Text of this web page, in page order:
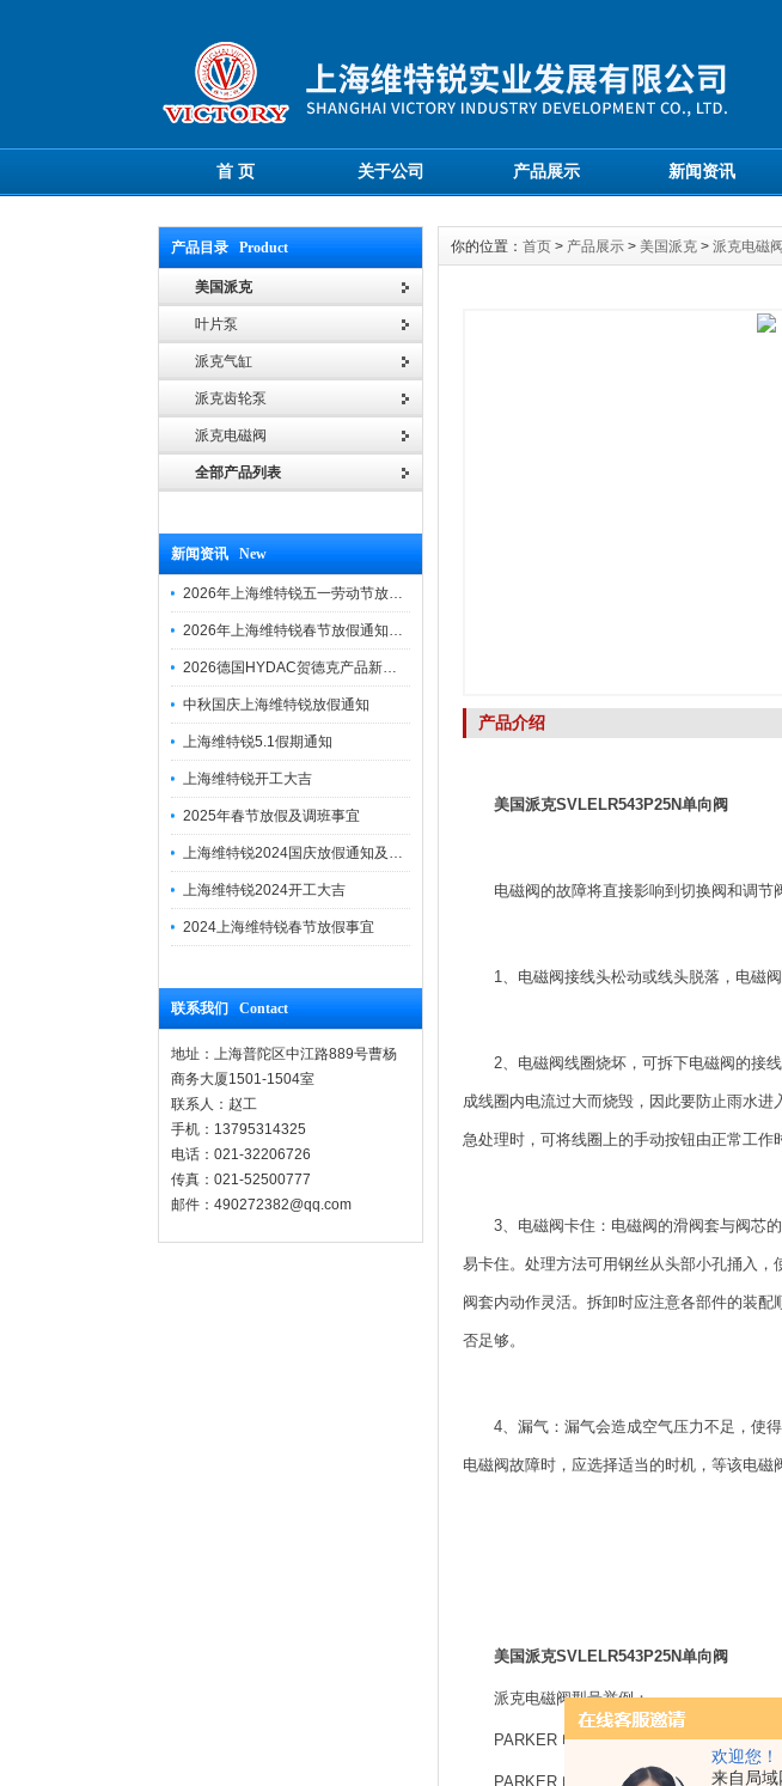
欢迎您！
来自局
首 页 关于公司 产品展示 新闻资讯
产品目录 Product
美国派克
叶片泵
派克气缸
派克齿轮泵
派克电磁阀
全部产品列表
新闻资讯 New
2026年上海维特锐五一劳动节放假通知
2026年上海维特锐春节放假通知及调班安排
2026德国HYDAC贺德克产品新到一批现货
中秋国庆上海维特锐放假通知
上海维特锐5.1假期通知
上海维特锐开工大吉
2025年春节放假及调班事宜
上海维特锐2024国庆放假通知及调休安排
上海维特锐2024开工大吉
2024上海维特锐春节放假事宜
联系我们 Contact
地址：上海普陀区中江路889号曹杨
商务大厦1501-1504室
联系人：赵工
手机：13795314325
电话：021-32206726
传真：021-52500777
邮件：490272382@qq.com
你的位置： 首页 > 产品展示 > 美国派克 > 派克电磁阀
产品介绍
美国派克SVLELR543P25N单向阀
电磁阀的故障将直接影响到切换阀和调节
1、电磁阀接线头松动或线头脱落，电磁
2、电磁阀线圈烧坏，可拆下电磁阀的接
成线圈内电流过大而烧毁，因此要防止雨水
急处理时，可将线圈上的手动按钮由正常工作
3、电磁阀卡住：电磁阀的滑阀套与阀芯
易卡住。处理方法可用钢丝从头部小孔捅入
阀套内动作灵活。拆卸时应注意各部件的装
否足够。
4、漏气：漏气会造成空气压力不足，使
电磁阀故障时，应选择适当的时机，等该电磁
美国派克SVLELR543P25N单向阀
派克电磁阀型号举例：
PARKER 电磁阀 341N21
PARKER 电磁阀 481865C2